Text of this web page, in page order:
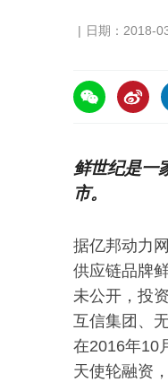
日期：2018-
https://
鲜世纪是一
市。
据亿邦动力
供应链品牌
未公开，投
互信集团、
在2016年10
天使轮融资